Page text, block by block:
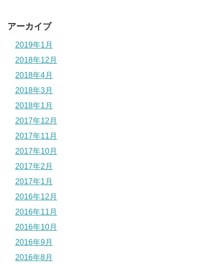
アーカイブ
2019年1月
2018年12月
2018年4月
2018年3月
2018年1月
2017年12月
2017年11月
2017年10月
2017年2月
2017年1月
2016年12月
2016年11月
2016年10月
2016年9月
2016年8月